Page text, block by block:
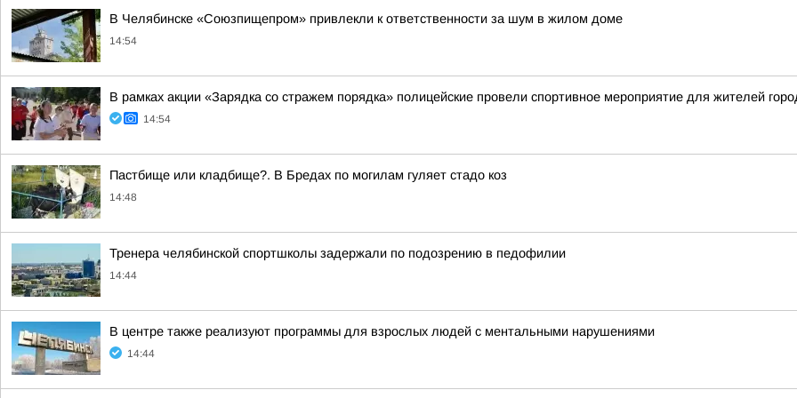
В Челябинске «Союзпищепром» привлекли к ответственности за шум в жилом доме
14:54
В рамках акции «Зарядка со стражем порядка» полицейские провели спортивное мероприятие для жителей
14:54
Пастбище или кладбище?. В Бредах по могилам гуляет стадо коз
14:48
Тренера челябинской спортшколы задержали по подозрению в педофилии
14:44
В центре также реализуют программы для взрослых людей с ментальными нарушениями
14:44